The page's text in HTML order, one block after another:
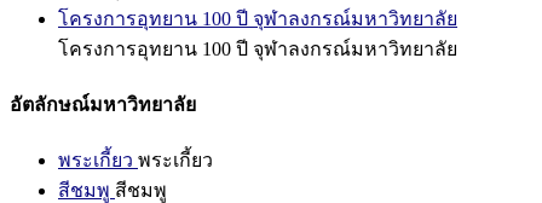
โครงการอุทยาน 100 ปี จุฬาลงกรณ์มหาวิทยาลัย
โครงการอุทยาน 100 ปี จุฬาลงกรณ์มหาวิทยาลัย
อัตลักษณ์มหาวิทยาลัย
พระเกี้ยว พระเกี้ยว
สีชมพู สีชมพู